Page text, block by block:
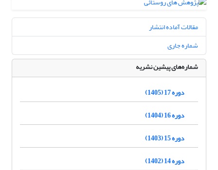
مقالات آماده انتشار
شماره جاری
شماره‌های پیشین نشریه
دوره 17 (1405)
دوره 16 (1404)
دوره 15 (1403)
دوره 14 (1402)